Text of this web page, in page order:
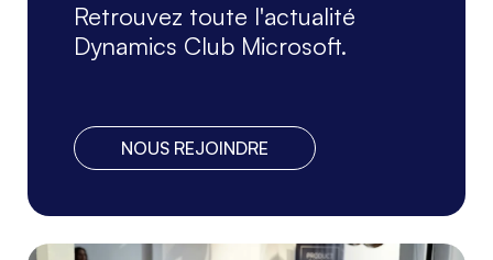
Retrouvez toute l'actualité
Dynamics Club Microsoft.
NOUS REJOINDRE